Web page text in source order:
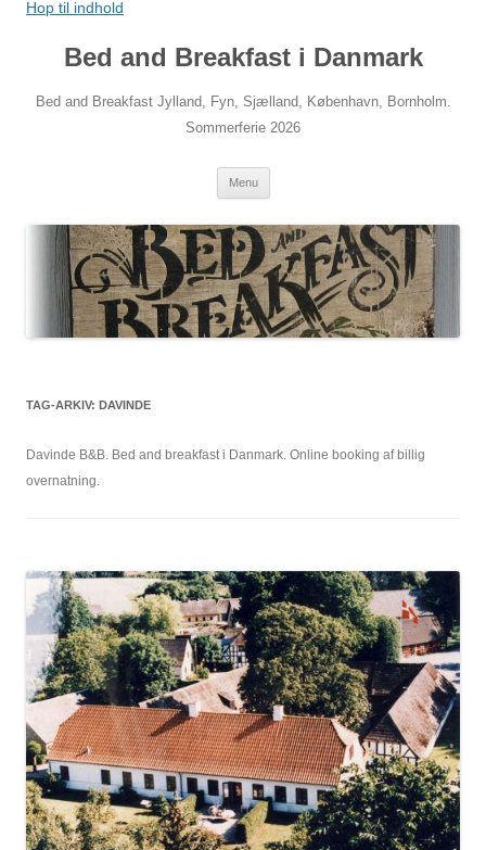
Hop til indhold
Bed and Breakfast i Danmark
Bed and Breakfast Jylland, Fyn, Sjælland, København, Bornholm.
Sommerferie 2026
Menu
TAG-ARKIV: DAVINDE
Davinde B&B. Bed and breakfast i Danmark. Online booking af billig
overnatning.